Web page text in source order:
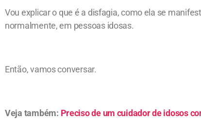
Vou explicar o que é a disfagia, como ela se
normalmente, em pessoas idosas.
Então, vamos conversar.
Veja também: Preciso de um cuidador de idosos